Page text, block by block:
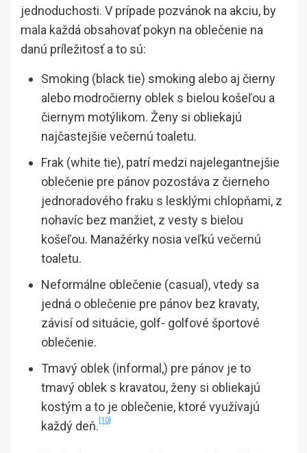
jednoduchosti. V prípade pozvánok na akciu, by
mala každá obsahovať pokyn na oblečenie na
danú príležitosť a to sú:
Smoking (black tie) smoking alebo aj čierny
alebo modročierny oblek s bielou košeľou a
čiernym motýlikom. Ženy si obliekajú
najčastejšie večernú toaletu.
Frak (white tie), patrí medzi najelegantnejšie
oblečenie pre pánov pozostáva z čierneho
jednoradového fraku s lesklými chlopňami, z
nohavíc bez manžiet, z vesty s bielou
košeľou. Manažérky nosia veľkú večernú
toaletu.
Neformálne oblečenie (casual), vtedy sa
jedná o oblečenie pre pánov bez kravaty,
závisí od situácie, golf- golfové športové
oblečenie.
Tmavý oblek (informal,) pre pánov je to
tmavý oblek s kravatou, ženy si obliekajú
kostým a to je oblečenie, ktoré využívajú
každý deň. [10]